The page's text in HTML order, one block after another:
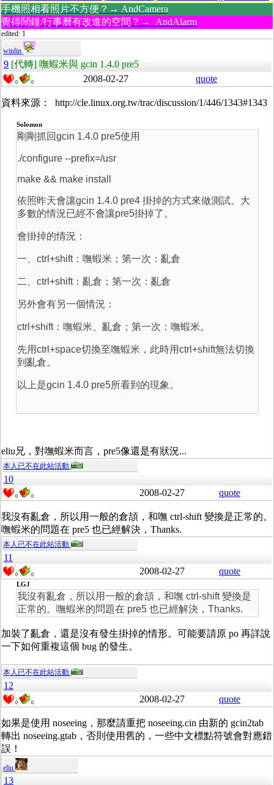
手機照相看照片不方便？→ AndCamera
覺得鬧鐘/行事曆有改進的空間？→ AndAlarm
edited: 1
winlin
9 [代轉] 嘸蝦米與 gcin 1.4.0 pre5
0 0 2008-02-27 quote
資料來源： http://cle.linux.org.tw/trac/discussion/1/446/1343#1343
Solomon
剛剛抓回gcin 1.4.0 pre5使用
./configure --prefix=/usr
make && make install
依照昨天會讓gcin 1.4.0 pre4 掛掉的方式來做測試。大
多數的情況已經不會讓pre5掛掉了。
會掛掉的情況：
一、ctrl+shift：嘸蝦米；第一次：亂倉
二、ctrl+shift：亂倉；第一次：亂倉
另外會有另一個情況：
ctrl+shift：嘸蝦米、亂倉；第一次：嘸蝦米。
先用ctrl+space切換至嘸蝦米，此時用ctrl+shift無法切換
到亂倉。
以上是gcin 1.4.0 pre5所看到的現象。
eliu兄，對嘸蝦米而言，pre5像還是有狀況...
本人已不在此站活動
10
0 0 2008-02-27 quote
我沒有亂倉，所以用一般的倉頡，和嘸 ctrl-shift 變換是正常的。
嘸蝦米的問題在 pre5 也已經解決，Thanks.
本人已不在此站活動
11
0 0 2008-02-27 quote
LGJ
我沒有亂倉，所以用一般的倉頡，和嘸 ctrl-shift 變換是
正常的。嘸蝦米的問題在 pre5 也已經解決，Thanks.
加裝了亂倉，還是沒有發生掛掉的情形。可能要請原 po 再詳說
一下如何重複這個 bug 的發生。
本人已不在此站活動
12
0 0 2008-02-27 quote
如果是使用 noseeing，那麼請重把 noseeing.cin 由新的 gcin2tab
轉出 noseeing.gtab，否則使用舊的，一些中文標點符號會對應錯
誤！
eliu
13